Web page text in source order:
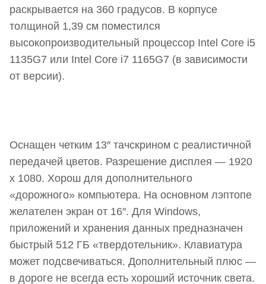
раскрывается на 360 градусов. В корпусе
толщиной 1,39 см поместился
высокопроизводительный процессор Intel Core i5
1135G7 или Intel Core i7 1165G7 (в зависимости
от версии).
Оснащен четким 13″ тачскрином с реалистичной
передачей цветов. Разрешение дисплея — 1920
х 1080. Хорош для дополнительного
«дорожного» компьютера. На основном лэптопе
желателен экран от 16″. Для Windows,
приложений и хранения данных предназначен
быстрый 512 ГБ «твердотельник». Клавиатура
может подсвечиваться. Дополнительный плюс —
в дороге не всегда есть хороший источник света.